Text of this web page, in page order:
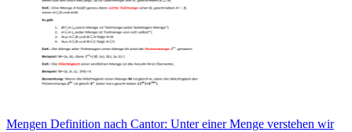
Mengen Definition nach Cantor: Unter einer Menge verstehen wir